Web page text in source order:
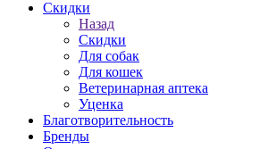
Скидки
Назад
Скидки
Для собак
Для кошек
Ветеринарная аптека
Уценка
Благотворительность
Бренды